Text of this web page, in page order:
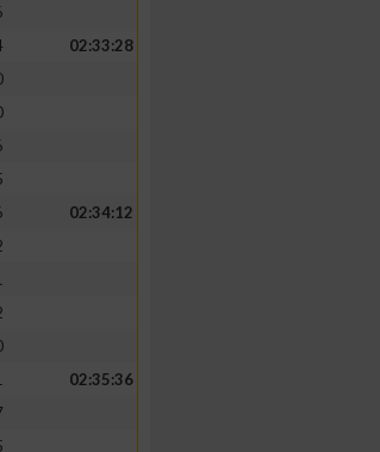
02:33:28
02:34:12
02:35:36